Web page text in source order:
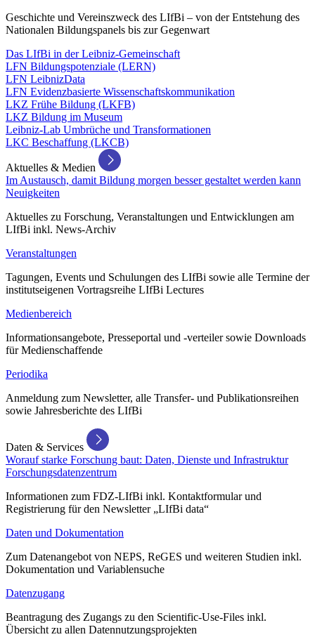
Geschichte und Vereinszweck des LIfBi – von der Entstehung des
Nationalen Bildungspanels bis zur Gegenwart
Das LIfBi in der Leibniz-Gemeinschaft
LFN Bildungspotenziale (LERN)
LFN LeibnizData
LFN Evidenzbasierte Wissenschaftskommunikation
LKZ Frühe Bildung (LKFB)
LKZ Bildung im Museum
Leibniz-Lab Umbrüche und Transformationen
LKC Beschaffung (LKCB)
Aktuelles & Medien
Im Austausch, damit Bildung morgen besser gestaltet werden kann
Neuigkeiten
Aktuelles zu Forschung, Veranstaltungen und Entwicklungen am
LIfBi inkl. News-Archiv
Veranstaltungen
Tagungen, Events und Schulungen des LIfBi sowie alle Termine der
institutseigenen Vortragsreihe LIfBi Lectures
Medienbereich
Informationsangebote, Presseportal und -verteiler sowie Downloads
für Medienschaffende
Periodika
Anmeldung zum Newsletter, alle Transfer- und Publikationsreihen
sowie Jahresberichte des LIfBi
Daten & Services
Worauf starke Forschung baut: Daten, Dienste und Infrastruktur
Forschungsdatenzentrum
Informationen zum FDZ-LIfBi inkl. Kontaktformular und
Registrierung für den Newsletter „LIfBi data“
Daten und Dokumentation
Zum Datenangebot von NEPS, ReGES und weiteren Studien inkl.
Dokumentation und Variablensuche
Datenzugang
Beantragung des Zugangs zu den Scientific-Use-Files inkl.
Übersicht zu allen Datennutzungsprojekten